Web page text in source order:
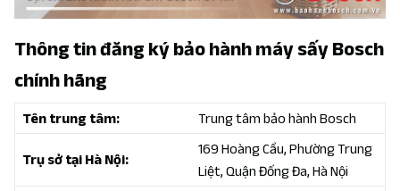
Thông tin đăng ký bảo hành máy sấy Bosch
chính hãng
Tên trung tâm: Trung tâm bảo hành Bosch
Trụ sở tại Hà Nội:
169 Hoàng Cầu, Phường Trung
Liệt, Quận Đống Đa, Hà Nội